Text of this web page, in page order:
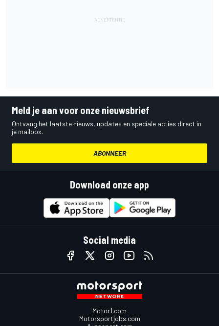
Meld je aan voor onze nieuwsbrief
Ontvang het laatste nieuws, updates en speciale acties direct in
je mailbox.
ABONNEER
Download onze app
Social media
Motor1.com
Motorsportjobs.com